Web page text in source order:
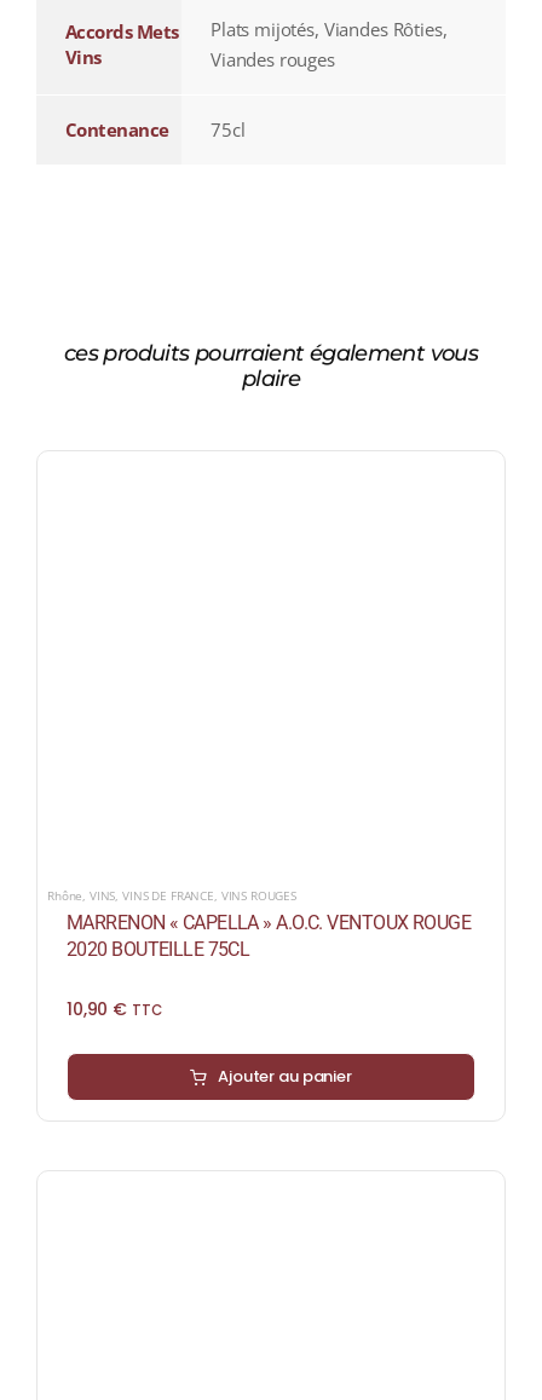
Accords Mets
Vins
Plats mijotés, Viandes Rôties,
Viandes rouges
Contenance 75cl
ces produits pourraient également vous
plaire
Rhône, VINS,VINS DE FRANCE, VINS ROUGES
MARRENON « CAPELLA » A.O.C. VENTOUX ROUGE
2020 BOUTEILLE 75CL
10,90 € TTC
Ajouter au panier